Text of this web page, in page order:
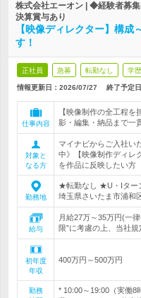
株式会社エーオン | ◆経験者
決算賞与あり
【映像ディレクター】構成
す！
正社員 急募 転勤なし 学
情報更新日：2026/07/27 終了予定日
仕事内容
【映像制作の全工程
影・編集・納品まで一
対象と
なる方
マイナビからご入社い
中》【映像制作ディレ
を作品に反映したい方
勤務地
★転勤なし ★U・Iター
埼玉県さいたま市浦和
給与
月給27万～35万円(一
限”に考慮の上、当社
初年度
年収
400万円～500万円
勤務
* 10:00～19:00（実働